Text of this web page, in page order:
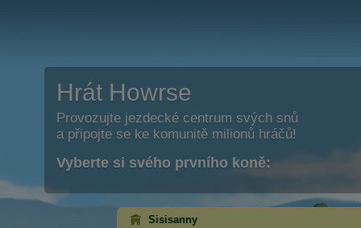
Hrát Howrse
Provozujte jezdecké centrum svých snů
a připojte se ke komunitě milionů hráčů!
Vyberte si svého prvního koně:
Sisisanny